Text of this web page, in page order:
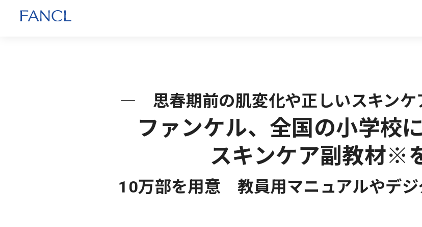
― 思春期前の肌変化や正しいスキン
ファンケル、全国の小学校
スキンケア副教材※
10万部を用意 教員用マニュアルやデジ